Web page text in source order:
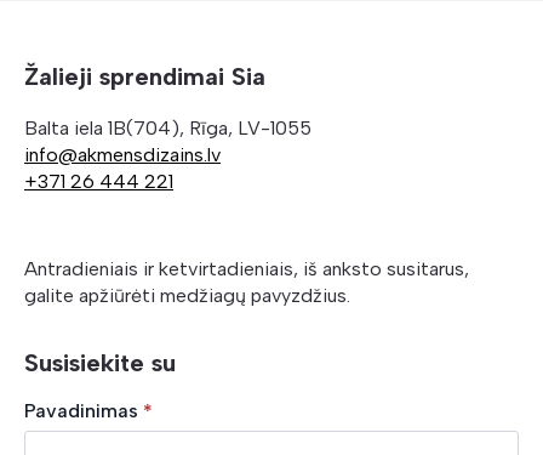
Žalieji sprendimai Sia
Balta iela 1B(704), Rīga, LV-1055
info@akmensdizains.lv
+371 26 444 221
Antradieniais ir ketvirtadieniais, iš anksto susitarus,
galite apžiūrėti medžiagų pavyzdžius.
Susisiekite su
Pavadinimas *